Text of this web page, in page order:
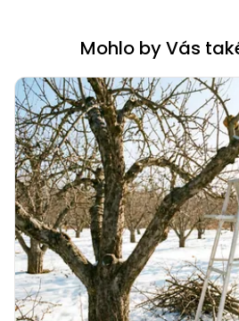
Mohlo by Vás